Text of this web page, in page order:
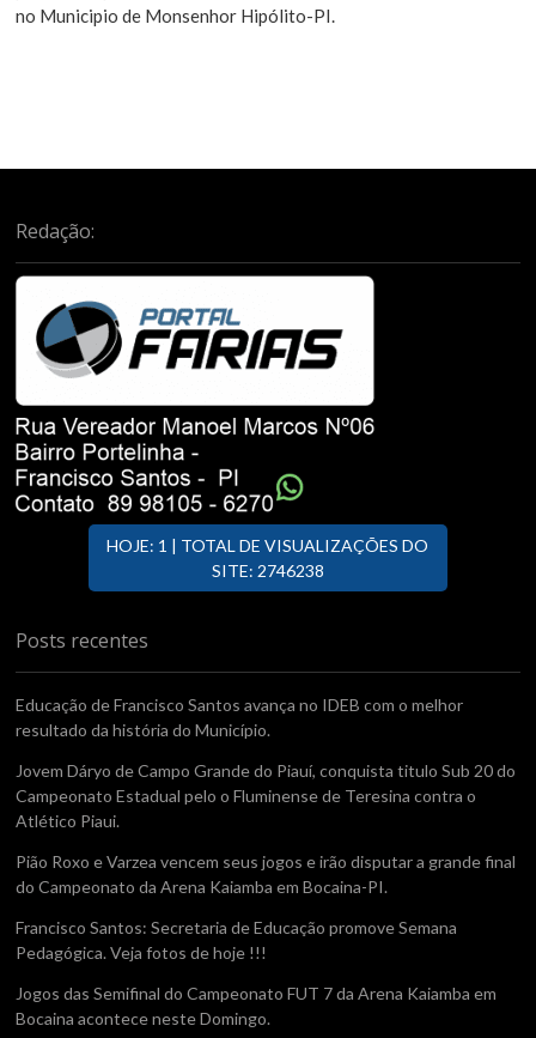
no Municipio de Monsenhor Hipólito-PI.
Redação:
HOJE: 1 | TOTAL DE VISUALIZAÇÕES DO
SITE: 2746238
Posts recentes
Educação de Francisco Santos avança no IDEB com o melhor
resultado da história do Município.
Jovem Dáryo de Campo Grande do Piauí, conquista titulo Sub 20 do
Campeonato Estadual pelo o Fluminense de Teresina contra o
Atlético Piaui.
Pião Roxo e Varzea vencem seus jogos e irão disputar a grande final
do Campeonato da Arena Kaiamba em Bocaina-PI.
Francisco Santos: Secretaria de Educação promove Semana
Pedagógica. Veja fotos de hoje !!!
Jogos das Semifinal do Campeonato FUT 7 da Arena Kaiamba em
Bocaina acontece neste Domingo.